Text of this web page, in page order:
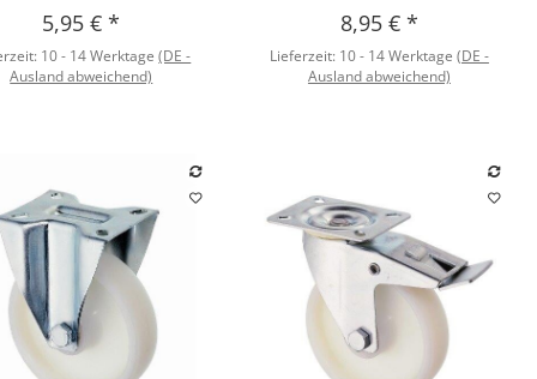
5,95 €*
10 - 14 Werktage(DE -
Ausland abweichend)
8,95 € *
Lieferzeit: 10 - 14 Werktage (DE -
Ausland abweichend)